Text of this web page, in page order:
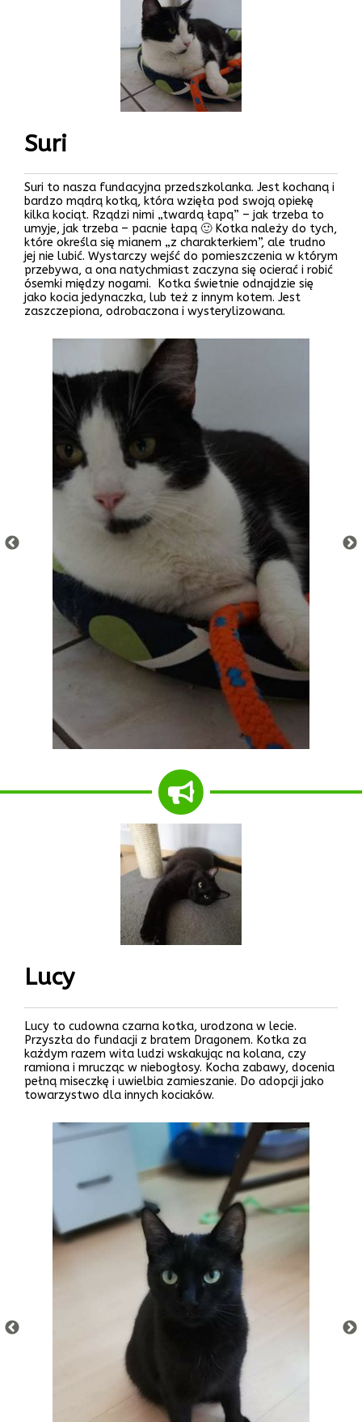
Suri
Suri to nasza fundacyjna przedszkolanka. Jest kochaną i
bardzo mądrą kotką, która wzięła pod swoją opiekę
kilka kociąt. Rządzi nimi „twardą łapą” – jak trzeba to
umyje, jak trzeba – pacnie łapą 🙂 Kotka należy do tych,
które określa się mianem „z charakterkiem”, ale trudno
jej nie lubić. Wystarczy wejść do pomieszczenia w którym
przebywa, a ona natychmiast zaczyna się ocierać i robić
ósemki między nogami. Kotka świetnie odnajdzie się
jako kocia jedynaczka, lub też z innym kotem. Jest
zaszczepiona, odrobaczona i wysterylizowana.
Lucy
Lucy to cudowna czarna kotka, urodzona w lecie.
Przyszła do fundacji z bratem Dragonem. Kotka za
każdym razem wita ludzi wskakując na kolana, czy
ramiona i mrucząc w niebogłosy. Kocha zabawy, docenia
pełną miseczkę i uwielbia zamieszanie. Do adopcji jako
towarzystwo dla innych kociaków.